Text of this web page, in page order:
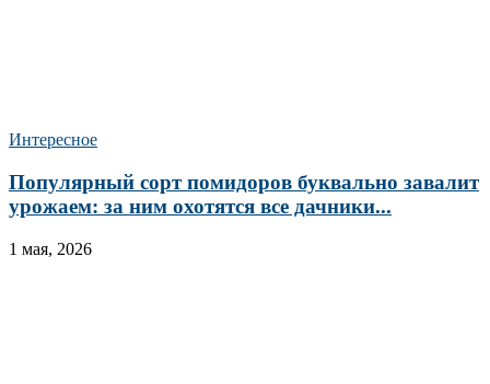
Интересное
Популярный сорт помидоров буквально завалит
урожаем: за ним охотятся все дачники...
1 мая, 2026